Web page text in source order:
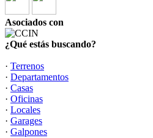
Asociados con
¿Qué estás buscando?
· Terrenos
· Departamentos
· Casas
· Oficinas
· Locales
· Garages
· Galpones